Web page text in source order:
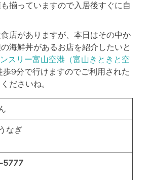
揃っていますので入居後すぐに自
店がありますが、本日はその中か
海鮮丼があるお店を紹介したいと
スリー富山空港（富山きときと空
歩9分で行けますのでご利用された
ださいね。
なぎ
5777